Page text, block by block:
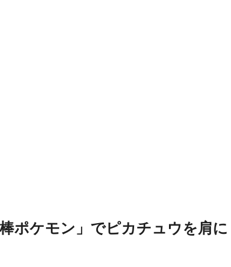
ポケモン」でピカチュウを肩に